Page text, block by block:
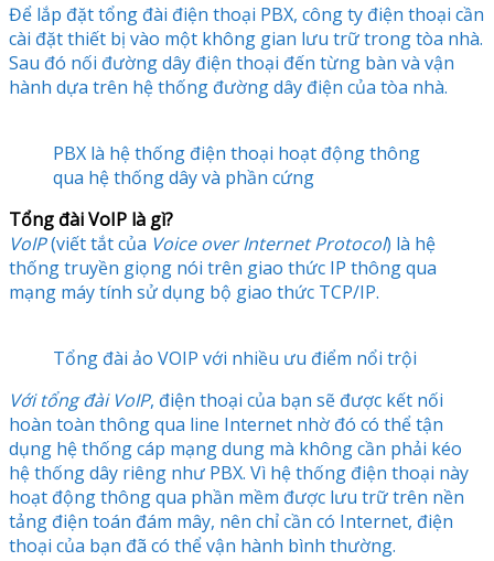
Để lắp đặt tổng đài điện thoại PBX, công ty điện thoại cần
cài đặt thiết bị vào một không gian lưu trữ trong tòa nhà.
Sau đó nối đường dây điện thoại đến từng bàn và vận
hành dựa trên hệ thống đường dây điện của tòa nhà.
PBX là hệ thống điện thoại hoạt động thông
qua hệ thống dây và phần cứng
Tổng đài VoIP là gì?
VoIP(viết tắt của Voice over Internet Protocol) là hệ
thống truyền giọng nói trên giao thức IP thông qua
mạng máy tính sử dụng bộ giao thức TCP/IP.
Tổng đài ảo VOIP với nhiều ưu điểm nổi trội
Với tổng đài VoIP, điện thoại của bạn sẽ được kết nối
hoàn toàn thông qua line Internet nhờ đó có thể tận
dụng hệ thống cáp mạng dung mà không cần phải kéo
hệ thống dây riêng như PBX. Vì hệ thống điện thoại này
hoạt động thông qua phần mềm được lưu trữ trên nền
tảng điện toán đám mây, nên chỉ cần có Internet, điện
thoại của bạn đã có thể vận hành bình thường.